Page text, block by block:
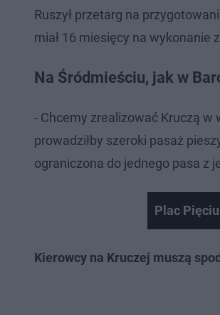
Ruszył przetarg na
miał 16 miesięcy na wykonanie
Na Śródmieściu, jak w
- Chcemy zrealizować Kruczą w
prowadziłby szeroki pasaż
ograniczona do jednego pasa z
Plac
Kierowcy na Kruczej muszą